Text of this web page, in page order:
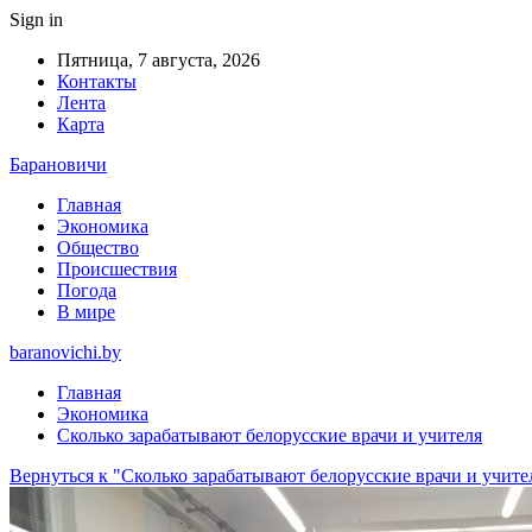
Sign in
Пятница, 7 августа, 2026
Контакты
Лента
Карта
Барановичи
Главная
Экономика
Общество
Происшествия
Погода
В мире
baranovichi.by
Главная
Экономика
Сколько зарабатывают белорусские врачи и учителя
Вернуться к "Сколько зарабатывают белорусские врачи и